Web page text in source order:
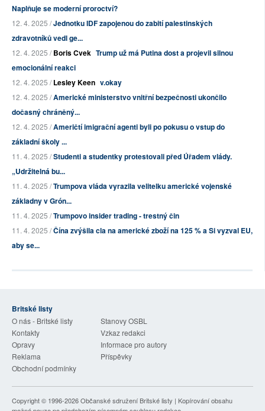
Naplňuje se moderní proroctví?
12. 4. 2025 /Jednotku IDF zapojenou do zabití palestinských
zdravotníků vedl ge...
12. 4. 2025 /Boris Cvek Trump už má Putina dost a projevil silnou
emocionální reakci
12. 4. 2025 /Lesley Keen v.okay
12. 4. 2025 /Americké ministerstvo vnitřní bezpečnosti ukončilo
dočasný chráněný...
12. 4. 2025 /Američtí imigrační agenti byli po pokusu o vstup do
základní školy ...
11. 4. 2025 /Studenti a studentky protestovali před Úřadem vlády.
„Udržitelná bu...
11. 4. 2025 /Trumpova vláda vyrazila velitelku americké vojenské
základny v Grón...
11. 4. 2025 /Trumpovo insider trading - trestný čin
11. 4. 2025 /Čína zvýšila cla na americké zboží na 125 % a Si vyzval EU,
aby se...
Britské listy
O nás - Britské listy
Stanovy OSBL
Kontakty
Vzkaz redakci
Opravy
Informace pro autory
Reklama
Příspěvky
Obchodní podmínky
Copyright © 1996-2026Občanské sdružení Britské listy | Kopírování obsahu